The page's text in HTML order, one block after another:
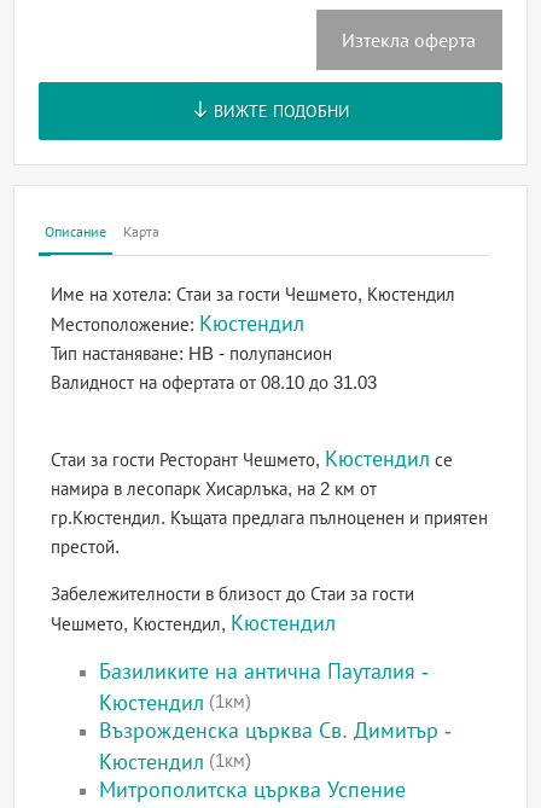
Изтекла оферта
ВИЖТЕ ПОДОБНИ
Описание Карта
Име на хотела:Стаи за гости Чешмето, Кюстендил
Местоположение: Кюстендил
Тип настаняване: HB - полупансион
Валидност на офертатаот 08.10 до 31.03
Стаи за гости Ресторант Чешмето, Кюстендил се
намира в лесопарк Хисарлъка, на 2 км от
гр.Кюстендил. Къщата предлага пълноценен и приятен
престой.
Забележителности в близост до Стаи за гости
Чешмето, Кюстендил, Кюстендил
Базиликите на антична Пауталия -
Кюстендил (1км)
Възрожденска църква Св. Димитър -
Кюстендил (1км)
Митрополитска църква Успение